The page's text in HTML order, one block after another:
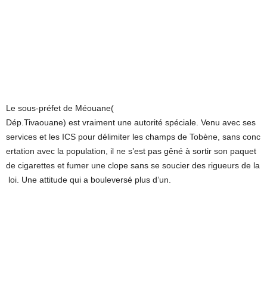
Le sous-préfet de Méouane(
Dép.Tivaouane) est vraiment une autorité spéciale. Venu avec ses
services et les ICS pour délimiter les champs de Tobène, sans conc
ertation avec la population, il ne s’est pas gêné à sortir son paquet
de cigarettes et fumer une clope sans se soucier des rigueurs de la
loi. Une attitude qui a bouleversé plus d’un.